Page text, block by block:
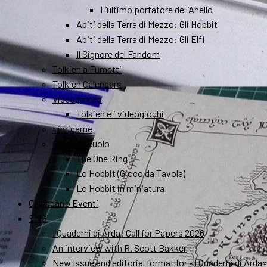
L’ultimo portatore dell’Anello
Abiti della Terra di Mezzo: Gli Hobbit
Abiti della Terra di Mezzo: Gli Elfi
Il Signore del Fandom
Tolkien a Fumetti
Tolkien Calendars
Videogames
Tolkien e i videogiochi
Librigame
Gioco di Ruolo
The One Ring
Lo Hobbit (Gioco da Tavola)
Lo Hobbit in miniatura
Calendario Eventi
ENG
I Quaderni di Arda: Call for Papers 2026
An interview with R. Scott Bakker
New Issue and editorial format for «I Quaderni di Arda»